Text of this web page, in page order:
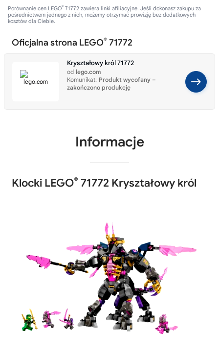
Porównanie cen LEGO® 71772 zawiera linki afiliacyjne. Jeśli dokonasz zakupu za
pośrednictwem jednego z nich, możemy otrzymać prowizję bez dodatkowych
kosztów dla Ciebie.
Oficjalna strona LEGO® 71772
Kryształowy król 71772
od lego.com
Komunikat: Produkt wycofany –
zakończono produkcję
Informacje
Klocki LEGO® 71772 Kryształowy król